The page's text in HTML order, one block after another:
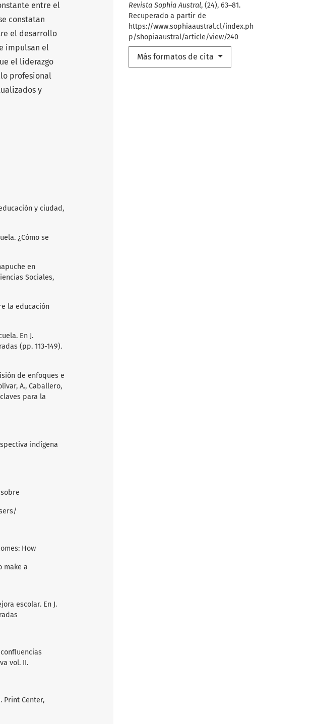
Revista Sophia Austral, (24), 63–81.
Recuperado a partir de
https://www.sophiaaustral.cl/index.ph
p/shopiaaustral/article/view/240
Más formatos de cita
entre el
constatan
el desarrollo
impulsan el
el liderazgo
profesional
y
y ciudad,
¿Cómo se
en
Sociales,
la educación
En J.
(pp. 113-149).
de enfoques e
A., Caballero,
para la
indígena
How
make a
escolar. En J.
vol. II.
Print Center,